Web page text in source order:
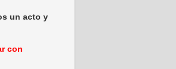
un acto y
con